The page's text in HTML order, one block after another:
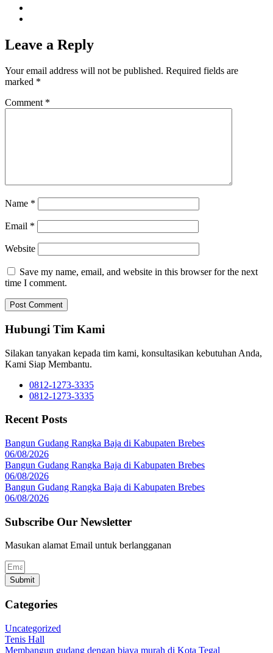
Leave a Reply
Your email address will not be published. Required fields are
marked *
Comment *
Name *
Email *
Website
Save my name, email, and website in this browser for the next
time I comment.
Hubungi Tim Kami
Silakan tanyakan kepada tim kami, konsultasikan kebutuhan Anda,
Kami Siap Membantu.
0812-1273-3335
0812-1273-3335
Recent Posts
Bangun Gudang Rangka Baja di Kabupaten Brebes
06/08/2026
Bangun Gudang Rangka Baja di Kabupaten Brebes
06/08/2026
Bangun Gudang Rangka Baja di Kabupaten Brebes
06/08/2026
Subscribe Our Newsletter
Masukan alamat Email untuk berlangganan
Submit
Categories
Uncategorized
Tenis Hall
Membangun gudang dengan biaya murah di Kota Tegal